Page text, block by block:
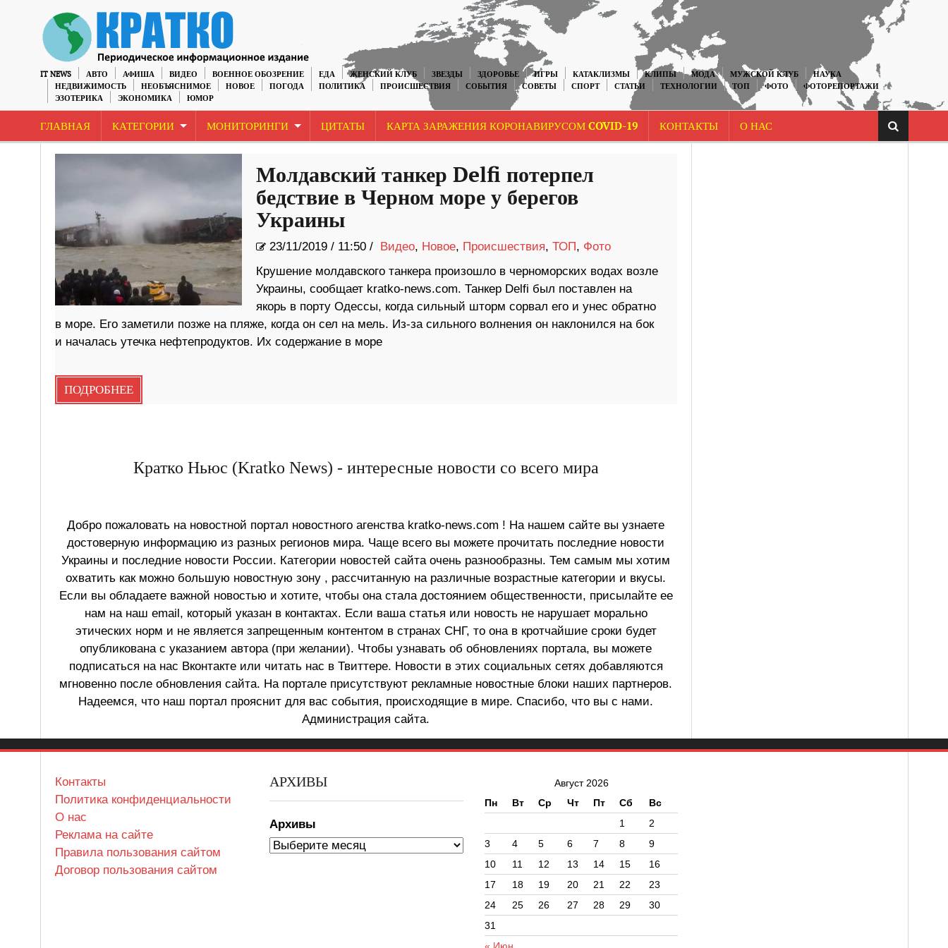
IT NEWS АВТО АФИША ВИДЕО ВОЕННОЕ ОБОЗРЕНИЕ ЕДА ЖЕНСКИЙ КЛУБ ЗВЕЗДЫ ЗДОРОВЬЕ ИГРЫ КАТАКЛИЗМЫ КЛИПЫ МОДА МУЖСКОЙ КЛУБ
НАУКА
НЕДВИЖИМОСТЬ
НЕОБЪЯСНИМОЕ НОВОЕ ПОГОДА ПОЛИТИКА ПРОИСШЕСТВИЯ СОБЫТИЯ СОВЕТЫ СПОРТ СТАТЬИ ТЕХНОЛОГИИ ТОП ФОТО
ФОТОРЕПОРТАЖИ
ЭЗОТЕРИКА
ЭКОНОМИКА ЮМОР
ГЛАВНАЯ КАТЕГОРИИ МОНИТОРИНГИ ЦИТАТЫ КАРТА ЗАРАЖЕНИЯ КОРОНАВИРУСОМ COVID-19 КОНТАКТЫ О НАС
Молдавский танкер Delfi потерпел
бедствие в Черном море у берегов
Украины
23/11/2019/ 11:50 / Видео, Новое, Происшествия, ТОП, Фото
Крушение молдавского танкера произошло в черноморских водах возле
Украины, сообщает kratko-news.com. Танкер Delfi был поставлен на
якорь в порту Одессы, когда сильный шторм сорвал его и унес обратно
в море. Его заметили позже на пляже, когда он сел на мель. Из-за сильного волнения он наклонился на бок
и началась утечка нефтепродуктов. Их содержание в море
ПОДРОБНЕЕ
Кратко Ньюс (Kratko News) - интересные новости со всего мира
Добро пожаловать на новостной портал новостного агенства kratko-news.com ! На нашем сайте вы узнаете
достоверную информацию из разных регионов мира. Чаще всего вы можете прочитать последние новости
Украины и последние новости России. Категории новостей сайта очень разнообразны. Тем самым мы хотим
охватить как можно большую новостную зону , рассчитанную на различные возрастные категории и вкусы.
Если вы обладаете важной новостью и хотите, чтобы она стала достоянием общественности, присылайте ее
нам на наш email, который указан в контактах. Если ваша статья или новость не нарушает морально
этических норм и не является запрещенным контентом в странах СНГ, то она в кротчайшие сроки будет
опубликована с указанием автора (при желании). Чтобы узнавать об обновлениях портала, вы можете
подписаться на нас Вконтакте или читать нас в Твиттере. Новости в этих социальных сетях добавляются
мгновенно после обновления сайта. На портале присутствуют рекламные новостные блоки наших партнеров.
Надеемся, что наш портал прояснит для вас события, происходящие в мире. Спасибо, что вы с нами.
Администрация сайта.
Контакты
Политика конфиденциальности
О нас
Реклама на сайте
Правила пользования сайтом
Договор пользования сайтом
АРХИВЫ
Архивы
Август 2026
Пн
Вт Ср Чт Пт Сб Вс
1
2
3
4 5 6 7 8
9
10
11 12 13 14 15
16
17
18 19 20 21 22
23
24
25 26 27 28 29
30
31